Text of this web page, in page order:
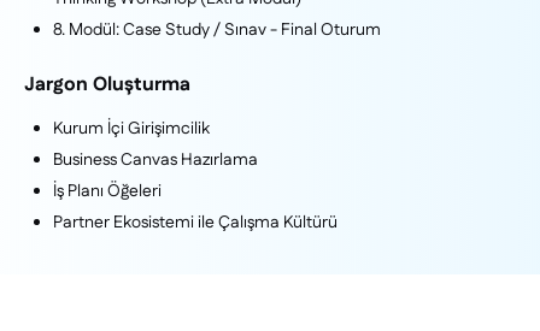
8. Modül: Case Study / Sınav - Final Oturum
Jargon Oluşturma
Kurum İçi Girişimcilik
Business Canvas Hazırlama
İş Planı Öğeleri
Partner Ekosistemi ile Çalışma Kültürü